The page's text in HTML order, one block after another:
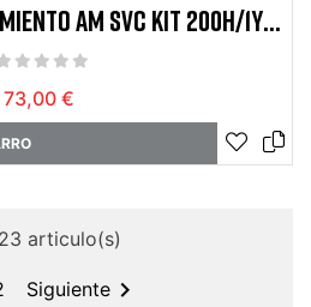
AM SVC KIT 200H/1YR
RC DB ZEB
73,00 €
articulo(s)
Siguiente 